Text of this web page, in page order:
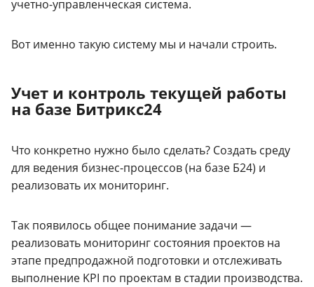
учетно-управленческая система.
Вот именно такую систему мы и начали строить.
Учет и контроль текущей работы
на базе Битрикс24
Что конкретно нужно было сделать? Создать среду
для ведения бизнес-процессов (на базе Б24) и
реализовать их мониторинг.
Так появилось общее понимание задачи —
реализовать мониторинг состояния проектов на
этапе предпродажной подготовки и отслеживать
выполнение KPI по проектам в стадии производства.